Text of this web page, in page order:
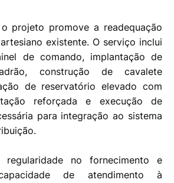
projeto promove a readequação
existente. O serviço inclui
de comando, implantação de
construção de cavalete
de reservatório elevado com
reforçada e execução de
para integração ao sistema
no fornecimento e
de atendimento à